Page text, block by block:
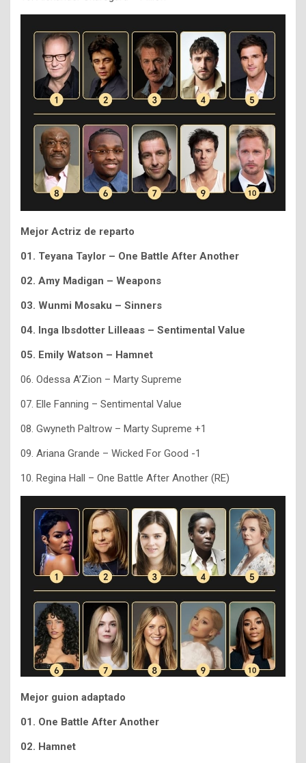
Mejor Actriz de reparto
01. Teyana Taylor – One Battle After Another
02. Amy Madigan – Weapons
03. Wunmi Mosaku – Sinners
04. Inga Ibsdotter Lilleaas – Sentimental Value
05. Emily Watson – Hamnet
06. Odessa A’Zion – Marty Supreme
07. Elle Fanning – Sentimental Value
08. Gwyneth Paltrow – Marty Supreme +1
09. Ariana Grande – Wicked For Good -1
10. Regina Hall – One Battle After Another (RE)
Mejor guion adaptado
01. One Battle After Another
02. Hamnet